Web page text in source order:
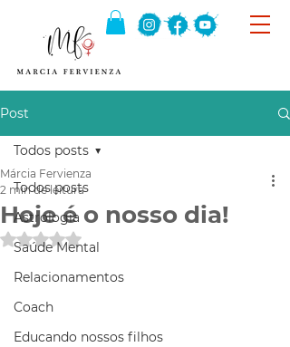
Post
Todos posts
Astrologia
Saúde Mental
Relacionamentos
Coach
Educando nossos filhos
Todos posts
Hoje é o nosso dia!
Márcia Fervienza
2 min de leitura
Avaliado com NaN de 5 estrelas.